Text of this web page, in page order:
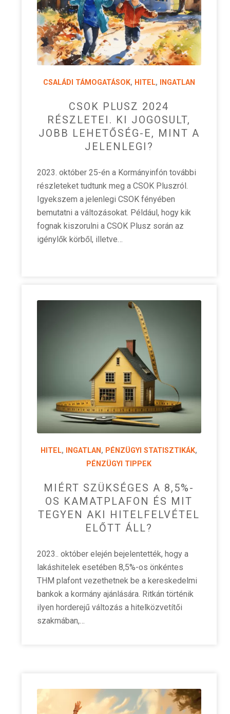
CSALÁDI TÁMOGATÁSOK, HITEL, INGATLAN
CSOK PLUSZ 2024
RÉSZLETEI. KI JOGOSULT,
JOBB LEHETŐSÉG-E, MINT A
JELENLEGI?
2023. október 25-én a Kormányinfón további
részleteket tudtunk meg a CSOK Pluszról.
Igyekszem a jelenlegi CSOK fényében
bemutatni a változásokat. Például, hogy kik
fognak kiszorulni a CSOK Plusz során az
igénylők körből, illetve…
HITEL, INGATLAN , PÉNZÜGYI STATISZTIKÁK,
PÉNZÜGYI TIPPEK
MIÉRT SZÜKSÉGES A 8,5%-
OS KAMATPLAFON ÉS MIT
TEGYEN AKI HITELFELVÉTEL
ELŐTT ÁLL?
2023.. október elején bejelentették, hogy a
lakáshitelek esetében 8,5%-os önkéntes
THM plafont vezethetnek be a kereskedelmi
bankok a kormány ajánlására. Ritkán történik
ilyen horderejű változás a hitelközvetítői
szakmában,…